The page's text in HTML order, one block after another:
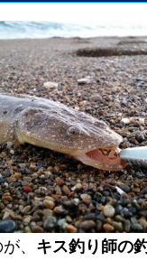
、 キス釣り師の釣